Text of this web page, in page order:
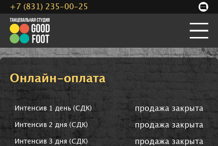
Онлайн-оплата
Интенсив 1 день (СДК) продажа закрыта
Интенсив 2 дня (СДК) продажа закрыта
Интенсив 3 дня (СДК) продажа закрыта
+7 (831) 235-00-25